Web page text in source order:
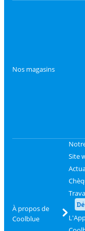
Nos magasins
À propos de
Coolblue
Site